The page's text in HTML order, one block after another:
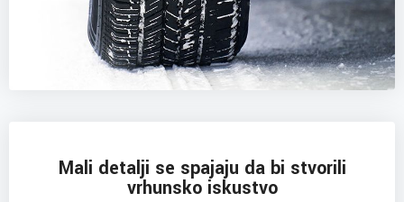
Mali detalji se spajaju da bi stvorili
vrhunsko iskustvo